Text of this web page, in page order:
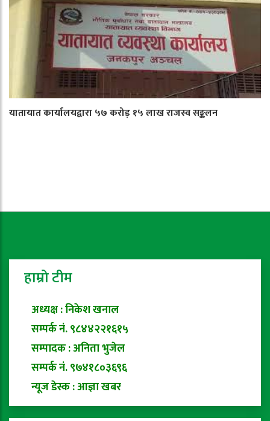
यातायात कार्यालयद्वारा ५७ करोड़ १५ लाख राजस्व सङ्कलन
हाम्रो टीम
अध्यक्ष : निकेश खनाल
सम्पर्क नं. ९८४४२२१६१५
सम्पादक : अनिता भुजेल
सम्पर्क नं. ९७४१८०३६९६
न्यूज डेस्क : आज्ञा खबर